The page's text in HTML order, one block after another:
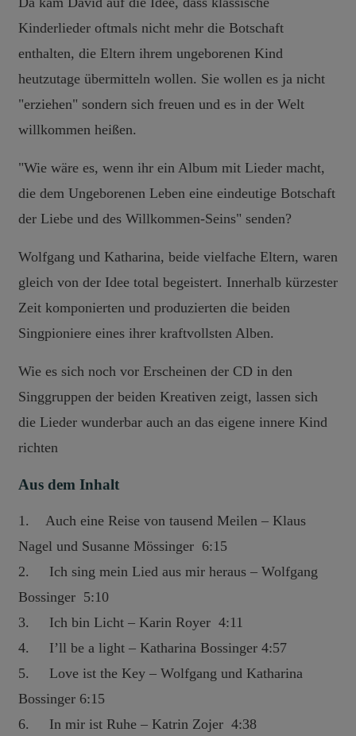
Kinderlieder oftmals nicht mehr die Botschaft
enthalten, die Eltern ihrem ungeborenen Kind
heutzutage übermitteln wollen. Sie wollen es ja nicht
"erziehen" sondern sich freuen und es in der Welt
willkommen heißen.
"Wie wäre es, wenn ihr ein Album mit Lieder macht,
die dem Ungeborenen Leben eine eindeutige Botschaft
der Liebe und des Willkommen-Seins" senden?
Wolfgang und Katharina, beide vielfache Eltern, waren
gleich von der Idee total begeistert. Innerhalb kürzester
Zeit komponierten und produzierten die beiden
Singpioniere eines ihrer kraftvollsten Alben.
Wie es sich noch vor Erscheinen der CD in den
Singgruppen der beiden Kreativen zeigt, lassen sich
die Lieder wunderbar auch an das eigene innere Kind
richten
Aus dem Inhalt
1. Auch eine Reise von tausend Meilen – Klaus
Nagel und Susanne Mössinger 6:15
2. Ich sing mein Lied aus mir heraus – Wolfgang
Bossinger 5:10
3. Ich bin Licht – Karin Royer 4:11
4. I’ll be a light – Katharina Bossinger 4:57
5. Love ist the Key – Wolfgang und Katharina
Bossinger 6:15
6. In mir ist Ruhe – Katrin Zojer 4:38